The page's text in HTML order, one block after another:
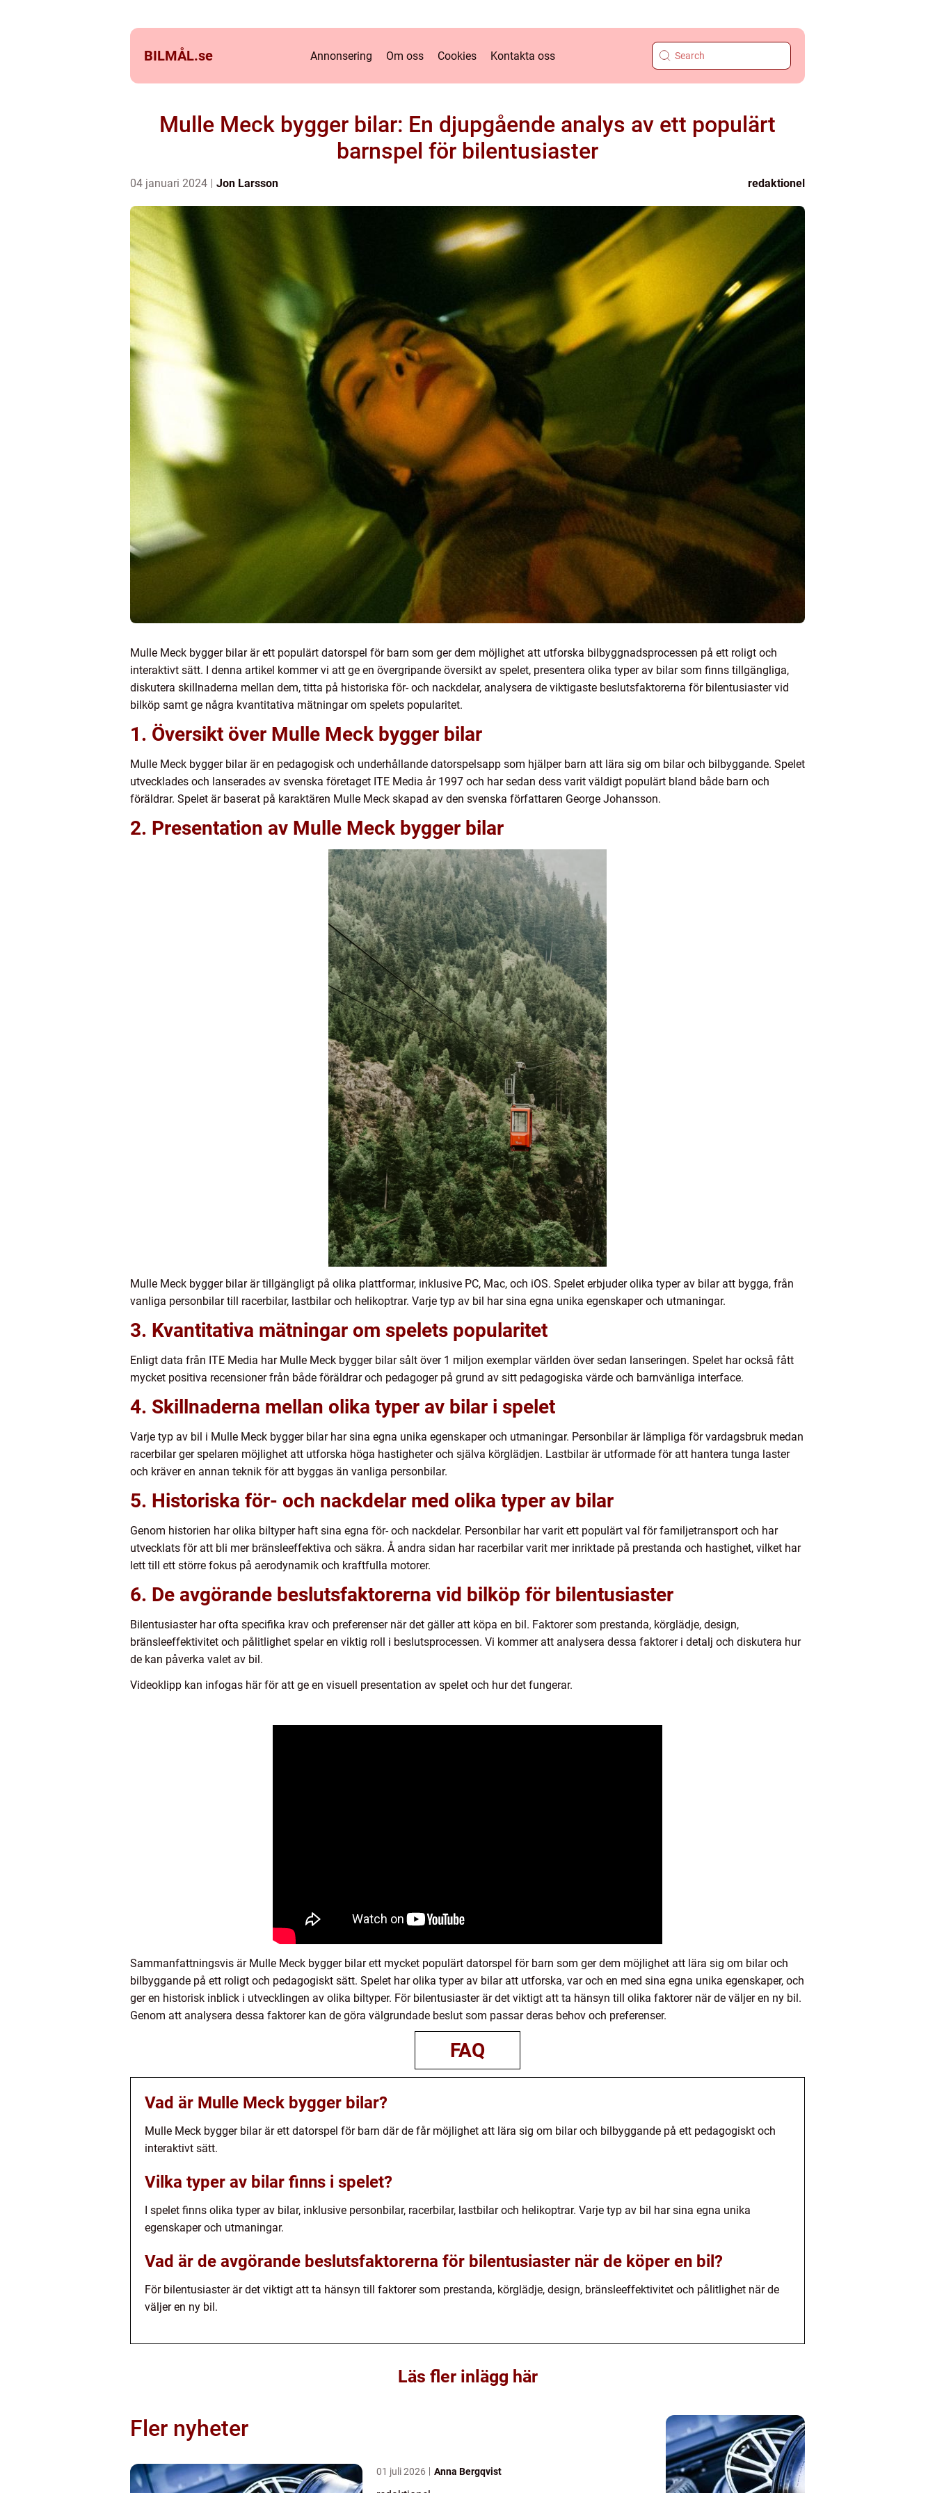
BILMÅL.se Annonsering Om oss Cookies Kontakta oss
Mulle Meck bygger bilar: En djupgående analys av ett populärt
barnspel för bilentusiaster
04 januari 2024 Jon Larsson redaktionel
Mulle Meck bygger bilar är ett populärt datorspel för barn som ger dem möjlighet att utforska bilbyggnadsprocessen på ett roligt och
interaktivt sätt. I denna artikel kommer vi att ge en övergripande översikt av spelet, presentera olika typer av bilar som finns tillgängliga,
diskutera skillnaderna mellan dem, titta på historiska för- och nackdelar, analysera de viktigaste beslutsfaktorerna för bilentusiaster vid
bilköp samt ge några kvantitativa mätningar om spelets popularitet.
1. Översikt över Mulle Meck bygger bilar
Mulle Meck bygger bilar är en pedagogisk och underhållande datorspelsapp som hjälper barn att lära sig om bilar och bilbyggande. Spelet
utvecklades och lanserades av svenska företaget ITE Media år 1997 och har sedan dess varit väldigt populärt bland både barn och
föräldrar. Spelet är baserat på karaktären Mulle Meck skapad av den svenska författaren George Johansson.
2. Presentation av Mulle Meck bygger bilar
Mulle Meck bygger bilar är tillgängligt på olika plattformar, inklusive PC, Mac, och iOS. Spelet erbjuder olika typer av bilar att bygga, från
vanliga personbilar till racerbilar, lastbilar och helikoptrar. Varje typ av bil har sina egna unika egenskaper och utmaningar.
3. Kvantitativa mätningar om spelets popularitet
Enligt data från ITE Media har Mulle Meck bygger bilar sålt över 1 miljon exemplar världen över sedan lanseringen. Spelet har också fått
mycket positiva recensioner från både föräldrar och pedagoger på grund av sitt pedagogiska värde och barnvänliga interface.
4. Skillnaderna mellan olika typer av bilar i spelet
Varje typ av bil i Mulle Meck bygger bilar har sina egna unika egenskaper och utmaningar. Personbilar är lämpliga för vardagsbruk medan
racerbilar ger spelaren möjlighet att utforska höga hastigheter och själva körglädjen. Lastbilar är utformade för att hantera tunga laster
och kräver en annan teknik för att byggas än vanliga personbilar.
5. Historiska för- och nackdelar med olika typer av bilar
Genom historien har olika biltyper haft sina egna för- och nackdelar. Personbilar har varit ett populärt val för familjetransport och har
utvecklats för att bli mer bränsleeffektiva och säkra. Å andra sidan har racerbilar varit mer inriktade på prestanda och hastighet, vilket har
lett till ett större fokus på aerodynamik och kraftfulla motorer.
6. De avgörande beslutsfaktorerna vid bilköp för bilentusiaster
Bilentusiaster har ofta specifika krav och preferenser när det gäller att köpa en bil. Faktorer som prestanda, körglädje, design,
bränsleeffektivitet och pålitlighet spelar en viktig roll i beslutsprocessen. Vi kommer att analysera dessa faktorer i detalj och diskutera hur
de kan påverka valet av bil.
Videoklipp kan infogas här för att ge en visuell presentation av spelet och hur det fungerar.
Sammanfattningsvis är Mulle Meck bygger bilar ett mycket populärt datorspel för barn som ger dem möjlighet att lära sig om bilar och
bilbyggande på ett roligt och pedagogiskt sätt. Spelet har olika typer av bilar att utforska, var och en med sina egna unika egenskaper, och
ger en historisk inblick i utvecklingen av olika biltyper. För bilentusiaster är det viktigt att ta hänsyn till olika faktorer när de väljer en ny bil.
Genom att analysera dessa faktorer kan de göra välgrundade beslut som passar deras behov och preferenser.
FAQ
Vad är Mulle Meck bygger bilar?
Mulle Meck bygger bilar är ett datorspel för barn där de får möjlighet att lära sig om bilar och bilbyggande på ett pedagogiskt och
interaktivt sätt.
Vilka typer av bilar finns i spelet?
I spelet finns olika typer av bilar, inklusive personbilar, racerbilar, lastbilar och helikoptrar. Varje typ av bil har sina egna unika
egenskaper och utmaningar.
Vad är de avgörande beslutsfaktorerna för bilentusiaster när de köper en bil?
För bilentusiaster är det viktigt att ta hänsyn till faktorer som prestanda, körglädje, design, bränsleeffektivitet och pålitlighet när de
väljer en ny bil.
Läs fler inlägg här
Fler nyheter
01 juli 2026 Anna Bergqvist